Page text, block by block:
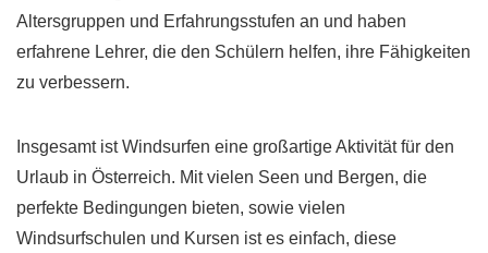
Altersgruppen und Erfahrungsstufen an und haben
erfahrene Lehrer, die den Schülern helfen, ihre Fähigkeiten
zu verbessern.
Insgesamt ist Windsurfen eine großartige Aktivität für den
Urlaub in Österreich. Mit vielen Seen und Bergen, die
perfekte Bedingungen bieten, sowie vielen
Windsurfschulen und Kursen ist es einfach, diese